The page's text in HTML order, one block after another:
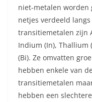
niet-metalen worden
netjes verdeeld
transitiemetalen zijn
Indium (In), Thallium
(Bi). Ze omvatten
hebben enkele van
transitiemetalen
hebben een